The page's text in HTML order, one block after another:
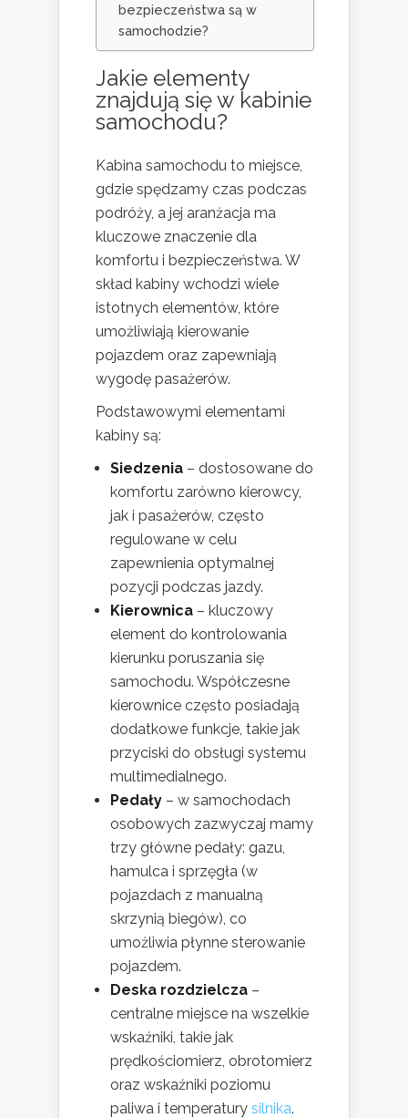
bezpieczeństwa są w
samochodzie?
Jakie elementy
znajdują się w kabinie
samochodu?
Kabina samochodu to miejsce,
gdzie spędzamy czas podczas
podróży, a jej aranżacja ma
kluczowe znaczenie dla
komfortu i bezpieczeństwa. W
skład kabiny wchodzi wiele
istotnych elementów, które
umożliwiają kierowanie
pojazdem oraz zapewniają
wygodę pasażerów.
Podstawowymi elementami
kabiny są:
Siedzenia – dostosowane do
komfortu zarówno kierowcy,
jak i pasażerów, często
regulowane w celu
zapewnienia optymalnej
pozycji podczas jazdy.
Kierownica – kluczowy
element do kontrolowania
kierunku poruszania się
samochodu. Współczesne
kierownice często posiadają
dodatkowe funkcje, takie jak
przyciski do obsługi systemu
multimedialnego.
Pedały – w samochodach
osobowych zazwyczaj mamy
trzy główne pedały: gazu,
hamulca i sprzęgła (w
pojazdach z manualną
skrzynią biegów), co
umożliwia płynne sterowanie
pojazdem.
Deska rozdzielcza –
centralne miejsce na wszelkie
wskaźniki, takie jak
prędkościomierz, obrotomierz
oraz wskaźniki poziomu
paliwa i temperatury silnika.